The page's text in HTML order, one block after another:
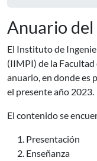
Anuario
El Instituto de
(IIMPI) de la
anuario, en donde es
el presente año 2023.
El contenido se
Presentación
Enseñanza